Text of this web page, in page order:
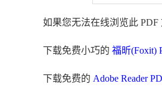
如果您无法在线浏览此 PDF
下载免费小巧的 福昕(Foxit)
下载免费的 Adobe Reader